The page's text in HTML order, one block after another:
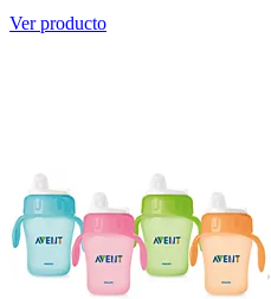
Ver producto